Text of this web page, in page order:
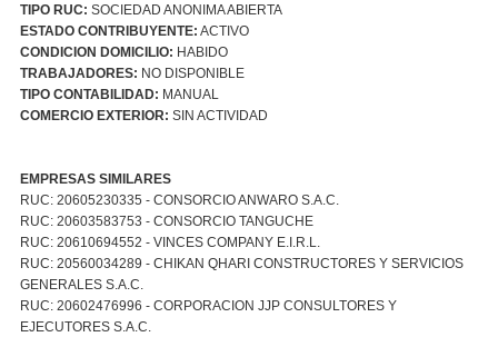
TIPO RUC: SOCIEDAD ANONIMA ABIERTA
ESTADO CONTRIBUYENTE: ACTIVO
CONDICION DOMICILIO: HABIDO
TRABAJADORES: NO DISPONIBLE
TIPO CONTABILIDAD: MANUAL
COMERCIO EXTERIOR: SIN ACTIVIDAD
EMPRESAS SIMILARES
RUC: 20605230335 - CONSORCIO ANWARO S.A.C.
RUC: 20603583753 - CONSORCIO TANGUCHE
RUC: 20610694552 - VINCES COMPANY E.I.R.L.
RUC: 20560034289 - CHIKAN QHARI CONSTRUCTORES Y SERVICIOS
GENERALES S.A.C.
RUC: 20602476996 - CORPORACION JJP CONSULTORES Y
EJECUTORES S.A.C.